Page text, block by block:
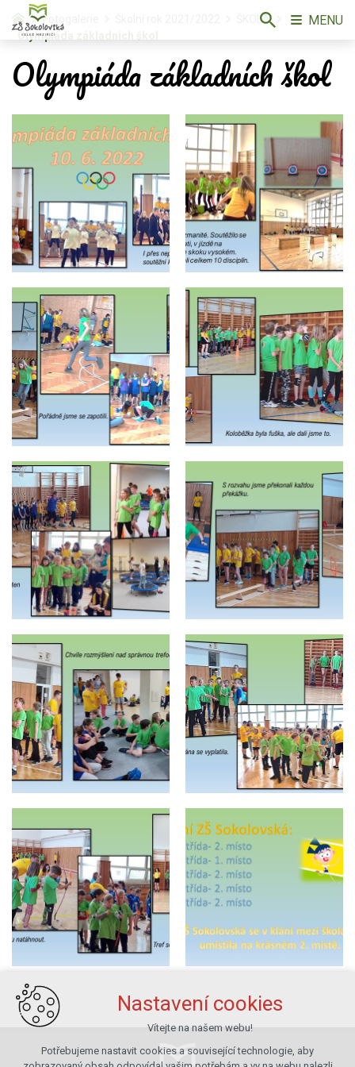
Fotogalerie
ŠKOLA
Olympiáda základních škol
Olympiáda základních škol
MENU
Nastavení cookies
Vítejte na našem webu!
Potřebujeme nastavit cookies a související technologie, aby